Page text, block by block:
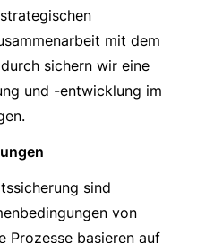
mit dem
sichern wir eine
und -entwicklung im
sind
von
Prozesse basieren auf